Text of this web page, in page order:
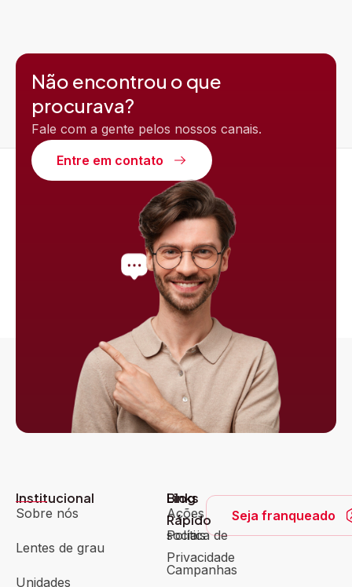
Não encontrou o que
procurava?
Fale com a gente pelos nossos canais.
Entre em contato
Institucional
Sobre nós
Lentes de grau
Unidades
Blog
Ações
sociais
Campanhas
Links
Rápido
Política de
Privacidade
Seja franqueado